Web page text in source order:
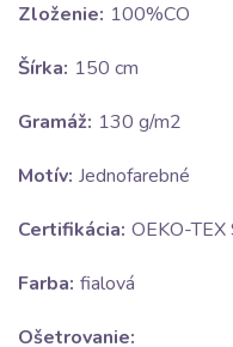
Zloženie: 100%CO
Šírka: 150 cm
Gramáž: 130 g/m2
Motív: Jednofarebné
Certifikácia: OEKO-
Farba: fialová
Ošetrovanie: